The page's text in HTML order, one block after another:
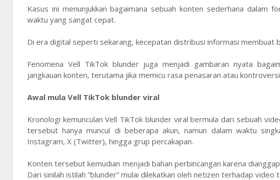
Kasus ini menunjukkan bagaimana sebuah konten sederhana dalam
waktu yang sangat cepat.
Di era digital seperti sekarang, kecepatan distribusi informasi membuat
Fenomena Vell TikTok blunder juga menjadi gambaran nyata
jangkauan konten, terutama jika memicu rasa penasaran atau
Awal mula Vell TikTok blunder viral
Kronologi kemunculan Vell TikTok blunder viral bermula dari sebuah
tersebut hanya muncul di beberapa akun, namun dalam waktu
Instagram, X (Twitter), hingga grup percakapan.
Konten tersebut kemudian menjadi bahan perbincangan karena
Dari sinilah istilah “blunder” mulai dilekatkan oleh netizen terhadap video